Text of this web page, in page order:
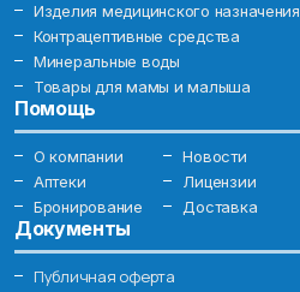
Изделия медицинского назначения
Контрацептивные средства
Минеральные воды
Товары для мамы и малыша
Помощь
О компании Новости
Аптеки
Лицензии
Бронирование
Доставка
Документы
Публичная оферта